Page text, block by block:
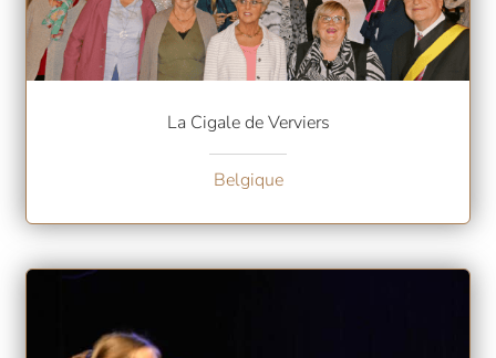
La Cigale de Verviers
Belgique